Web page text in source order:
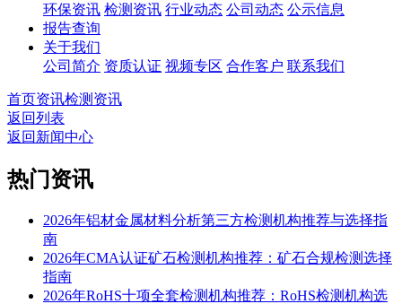
环保资讯 检测资讯 行业动态 公司动态 公示信息
报告查询
关于我们
公司简介 资质认证 视频专区 合作客户 联系我们
首页资讯检测资讯
返回列表
返回新闻中心
热门资讯
2026年铝材金属材料分析第三方检测机构推荐与选择指
南
2026年CMA认证矿石检测机构推荐：矿石合规检测选择
指南
2026年RoHS十项全套检测机构推荐：RoHS检测机构选